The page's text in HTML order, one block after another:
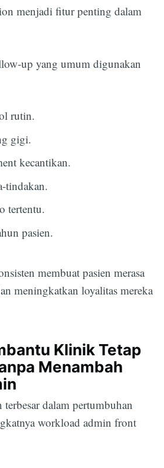
menjadi fitur penting dalam
up yang umum digunakan
rutin.
gigi.
kecantikan.
tindakan.
tertentu.
pasien.
membuat pasien merasa
meningkatkan loyalitas mereka
Klinik Tetap
Menambah
terbesar dalam pertumbuhan
workload admin front